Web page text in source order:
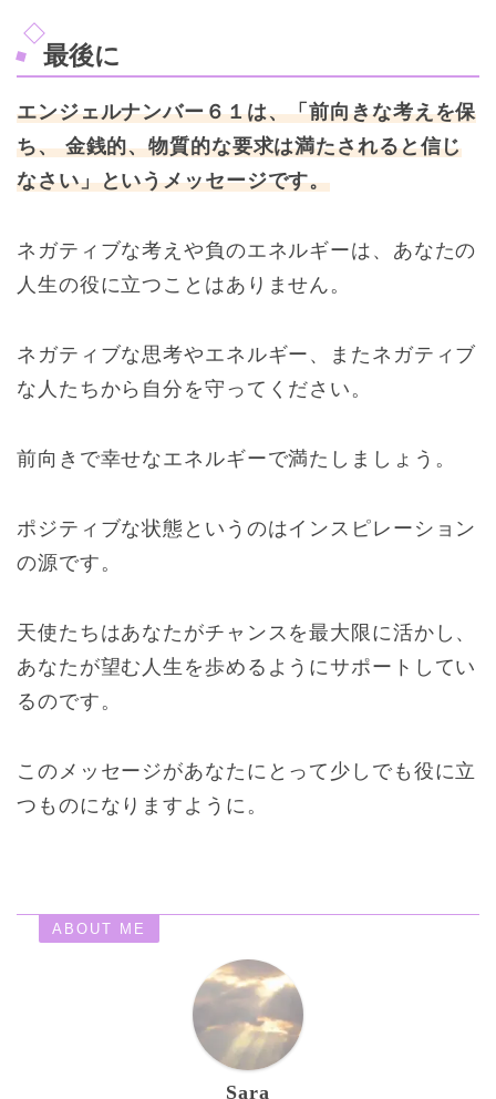
最後に
エンジェルナンバー６１は、「前向きな考えを保
ち、 金銭的、物質的な要求は満たされると信じ
なさい」というメッセージです。
ネガティブな考えや負のエネルギーは、あなたの
人生の役に立つことはありません。
ネガティブな思考やエネルギー、またネガティブ
な人たちから自分を守ってください。
前向きで幸せなエネルギーで満たしましょう。
ポジティブな状態というのはインスピレーション
の源です。
天使たちはあなたがチャンスを最大限に活かし、
あなたが望む人生を歩めるようにサポートしてい
るのです。
このメッセージがあなたにとって少しでも役に立
つものになりますように。
ABOUT ME
Sara